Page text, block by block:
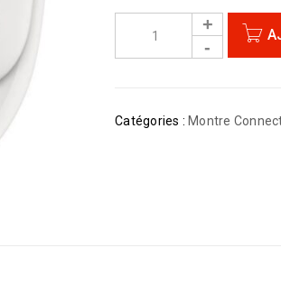
Catégories : Montre